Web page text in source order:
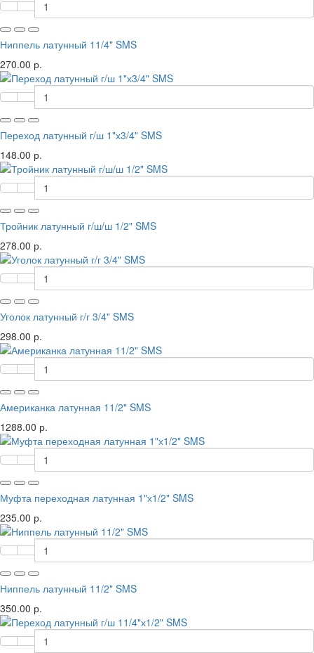
Ниппель латунный 11/4" SMS
270.00 р.
Переход латунный г/ш 1"х3/4" SMS
148.00 р.
Тройник латунный г/ш/ш 1/2" SMS
278.00 р.
Уголок латунный г/г 3/4" SMS
298.00 р.
Американка латунная 11/2" SMS
1288.00 р.
Муфта переходная латунная 1"х1/2" SMS
235.00 р.
Ниппель латунный 11/2" SMS
350.00 р.